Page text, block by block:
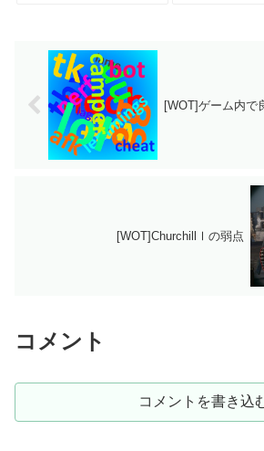
[WOT]ゲーム内
[WOT]ChurchillⅠの弱点
コメント
コメントを書き込